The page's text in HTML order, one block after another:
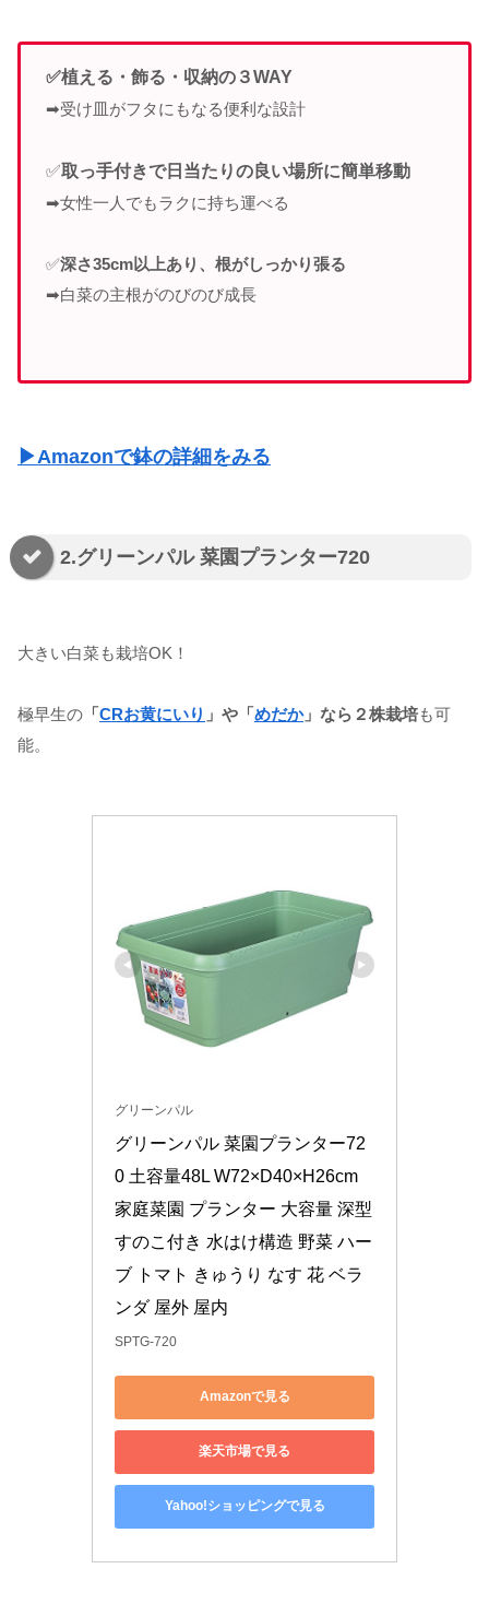
✅植える・飾る・収納の３WAY
➡受け皿がフタにもなる便利な設計
✅取っ手付きで日当たりの良い場所に簡単移動
➡女性一人でもラクに持ち運べる
✅深さ35cm以上あり、根がしっかり張る
➡白菜の主根がのびのび成長
▶Amazonで鉢の詳細をみる
2.グリーンパル 菜園プランター720
大きい白菜も栽培OK！
極早生の 「CRお黄にいり 」や「めだか」なら２株栽培も可
能。
グリーンパル
グリーンパル 菜園プランター72
0 土容量48L W72×D40×H26cm
家庭菜園 プランター 大容量 深型
すのこ付き 水はけ構造 野菜 ハー
ブ トマト きゅうり なす 花 ベラ
ンダ 屋外 屋内
SPTG-720
Amazonで見る
楽天市場で見る
Yahoo!ショッピングで見る